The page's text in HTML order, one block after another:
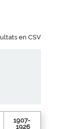
en CSV
1907-
1926